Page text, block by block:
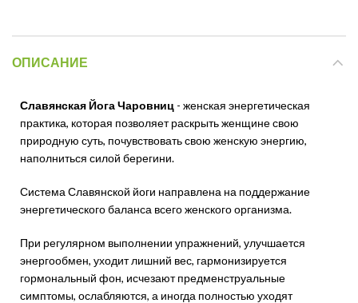
ОПИСАНИЕ
Славянская Йога Чаровниц - женская энергетическая
практика, которая позволяет раскрыть женщине свою
природную суть, почувствовать свою женскую энергию,
наполниться силой берегини.
Система Славянской йоги направлена на поддержание
энергетического баланса всего женского организма.
При регулярном выполнении упражнений, улучшается
энергообмен, уходит лишний вес, гармонизируется
гормональный фон, исчезают предменструальные
симптомы, ослабляются, а иногда полностью уходят